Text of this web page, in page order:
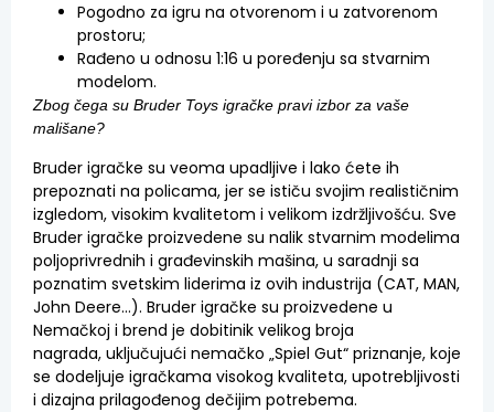
Pogodno za igru na otvorenom i u zatvorenom
prostoru;
Rađeno u odnosu 1:16 u poređenju sa stvarnim
modelom.
Zbog čega su Bruder Toys igračke pravi izbor za vaše
mališane?
Bruder igračke su veoma upadljive i lako ćete ih
prepoznati na policama, jer se ističu svojim realističnim
izgledom, visokim kvalitetom i velikom izdržljivošću. Sve
Bruder igračke proizvedene su nalik stvarnim modelima
poljoprivrednih i građevinskih mašina, u saradnji sa
poznatim svetskim liderima iz ovih industrija (CAT, MAN,
John Deere…). Bruder igračke su proizvedene u
Nemačkoj i brend je dobitinik velikog broja
nagrada, uključujući nemačko „Spiel Gut“ priznanje, koje
se dodeljuje igračkama visokog kvaliteta, upotrebljivosti
i dizajna prilagođenog dečijim potrebema.